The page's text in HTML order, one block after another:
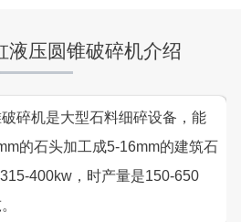
液压圆锥破碎机介绍
碎机是大型石料细碎设备，能
的石头加工成5-16mm的建筑石
400kw，时产量是150-650
生产原料
项目执行经理